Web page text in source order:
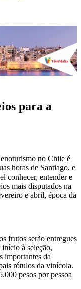
para a
no Chile é
horas de Santiago, e
conhecer, entender e
mais disputados na
e abril, época da
frutos serão entregues
à seleção,
importantes da
rótulos da vinícola.
pesos por pessoa